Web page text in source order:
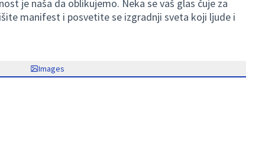
je naša da oblikujemo. Neka se vaš glas čuje za
manifest i posvetite se izgradnji sveta koji ljude i
Images